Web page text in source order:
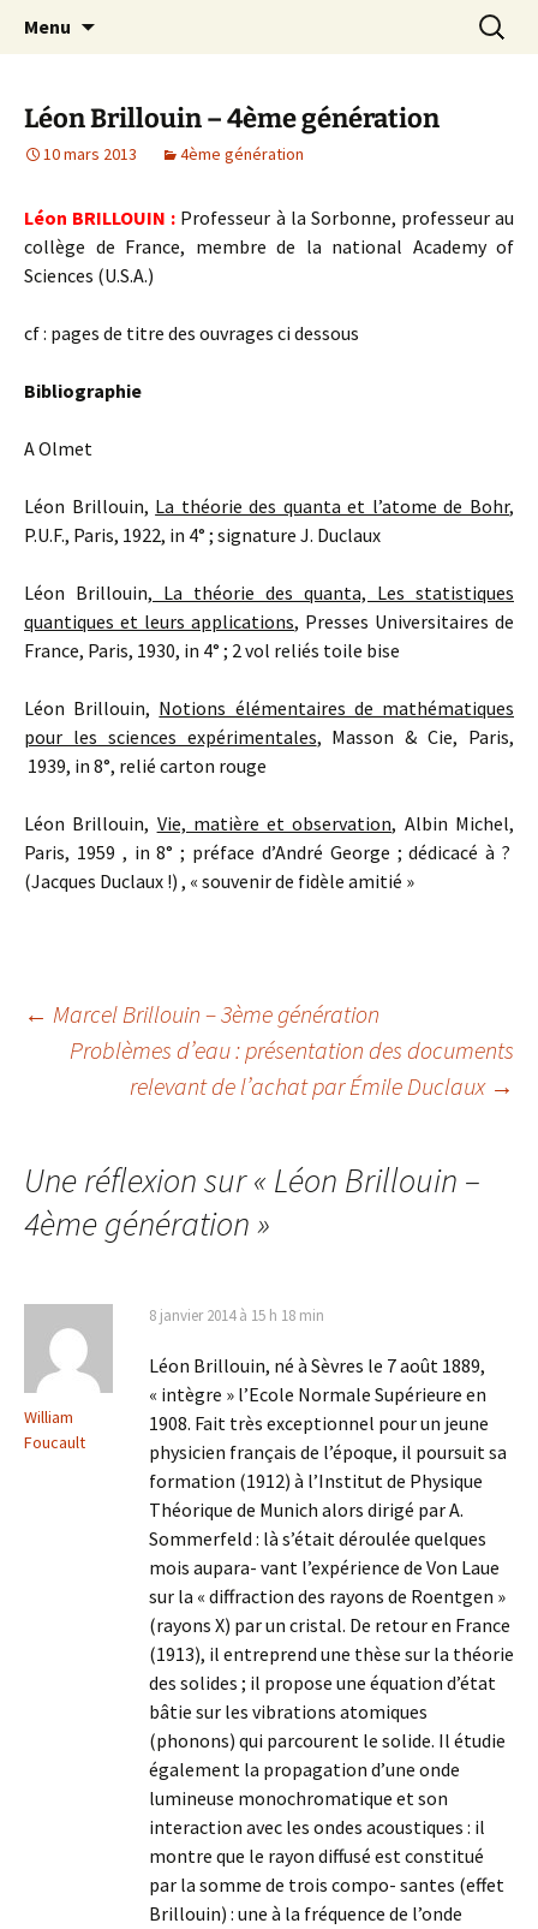
Le Petit Orme
Menu
Léon Brillouin – 4ème génération
10 mars 2013 4ème génération
Léon BRILLOUIN : Professeur à la Sorbonne, professeur au
collège de France, membre de la national Academy of
Sciences (U.S.A.)
cf : pages de titre des ouvrages ci dessous
Bibliographie
A Olmet
Léon Brillouin, La théorie des quanta et l’atome de Bohr,
P.U.F., Paris, 1922, in 4° ; signature J. Duclaux
Léon Brillouin, La théorie des quanta, Les statistiques
quantiques et leurs applications, Presses Universitaires de
France, Paris, 1930, in 4° ; 2 vol reliés toile bise
Léon Brillouin, Notions élémentaires de mathématiques
pour les sciences expérimentales, Masson & Cie, Paris,
1939, in 8°, relié carton rouge
Léon Brillouin, Vie, matière et observation, Albin Michel,
Paris, 1959 , in 8° ; préface d’André George ; dédicacé à ?
(Jacques Duclaux !) , « souvenir de fidèle amitié »
Navigation
articles
← Marcel Brillouin – 3ème génération
Problèmes d’eau : présentation des documents
relevant de l’achat par Émile Duclaux →
Une réflexion sur « Léon Brillouin –
4ème génération»
William
Foucault
8 janvier 2014 à 15 h 18 min
Léon Brillouin, né à Sèvres le 7 août 1889,
« intègre » l’Ecole Normale Supérieure en
1908. Fait très exceptionnel pour un jeune
physicien français de l’époque, il poursuit sa
formation (1912) à l’Institut de Physique
Théorique de Munich alors dirigé par A.
Sommerfeld : là s’était déroulée quelques
mois aupara- vant l’expérience de Von Laue
sur la « diffraction des rayons de Roentgen »
(rayons X) par un cristal. De retour en France
(1913), il entreprend une thèse sur la théorie
des solides ; il propose une équation d’état
bâtie sur les vibrations atomiques
(phonons) qui parcourent le solide. Il étudie
également la propagation d’une onde
lumineuse monochromatique et son
interaction avec les ondes acoustiques : il
montre que le rayon diffusé est constitué
par la somme de trois compo- santes (effet
Brillouin) : une à la fréquence de l’onde